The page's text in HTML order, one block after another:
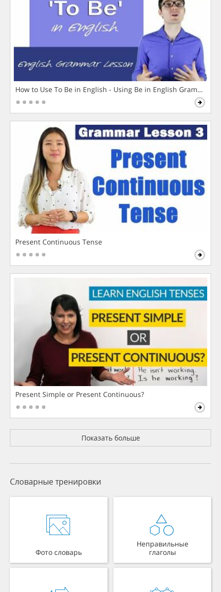
How to Use To Be in English - Using Be in English Grammar
Present Continuous Tense
Present Simple or Present Continuous?
Показать больше
Словарные тренировки
Фото словарь
Неправильные
глаголы